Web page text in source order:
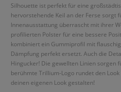
Silhouette ist perfekt für eine
hervorstehende Keil an der Ferse sorgt
Innenausstattung überrascht mit ihrer
profilierten Polster für eine bessere
kombiniert ein Gummiprofil mit
Dämpfung perfekt ersetzt. Auch die
Hingucker! Die gewellten Linien sorgen
berühmte Trillium-Logo rundet den
deinen eigenen Look gestalten!